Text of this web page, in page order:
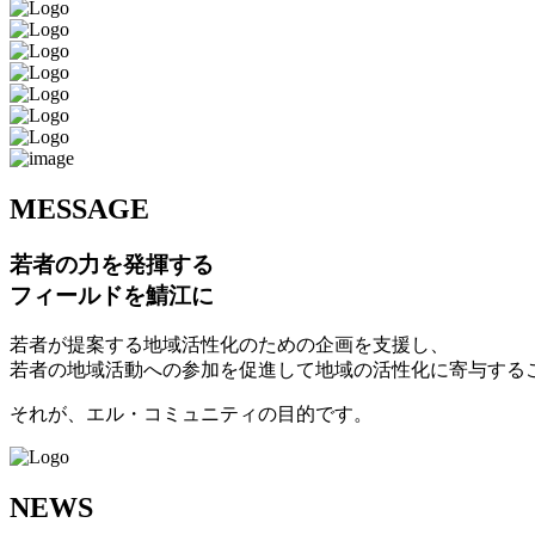
MESSAGE
若者の力を発揮する
フィールドを鯖江に
若者が提案する地域活性化のための企画を支援し、
若者の地域活動への参加を促進して地域の活性化に寄与する
それが、エル・コミュニティの目的です。
NEWS